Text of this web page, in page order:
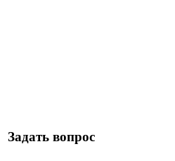
Задать вопрос